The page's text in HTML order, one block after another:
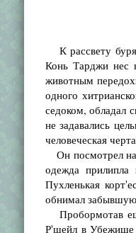
К рассвету буря
Конь Тарджи нес
животным
одного
седоком, обладал
не задавались
человеческая
Он посмотрел на
одежда
Пухленькая
обнимал
Пробормотав
Р'шейл в Убежище